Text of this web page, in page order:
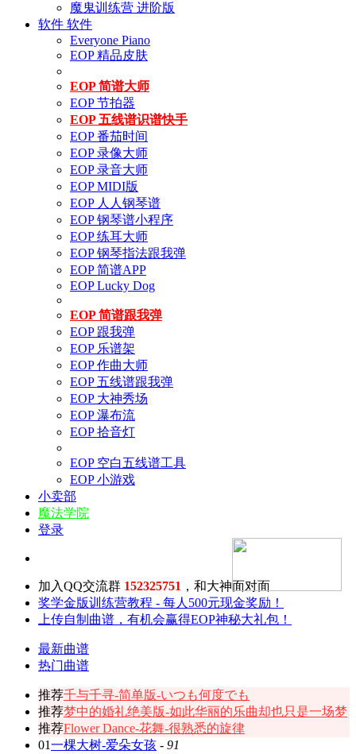
魔鬼训练营 进阶版
软件 软件
Everyone Piano
EOP 精品皮肤
EOP 简谱大师
EOP 节拍器
EOP 五线谱识谱快手
EOP 番茄时间
EOP 录像大师
EOP 录音大师
EOP MIDI版
EOP 人人钢琴谱
EOP 钢琴谱小程序
EOP 练耳大师
EOP 钢琴指法跟我弹
EOP 简谱APP
EOP Lucky Dog
EOP 简谱跟我弹
EOP 跟我弹
EOP 乐谱架
EOP 作曲大师
EOP 五线谱跟我弹
EOP 大神秀场
EOP 瀑布流
EOP 拾音灯
EOP 空白五线谱工具
EOP 小游戏
小卖部
魔法学院
登录
加入QQ交流群 152325751 ，和大神面对面
奖学金版训练营教程 - 每人500元现金奖励！
上传自制曲谱，有机会赢得EOP神秘大礼包！
最新曲谱
热门曲谱
推荐千与千寻-简单版-いつも何度でも
推荐梦中的婚礼绝美版-如此华丽的乐曲却也只是一场梦
推荐Flower Dance-花舞-很熟悉的旋律
01一棵大树-爱朵女孩 - 91